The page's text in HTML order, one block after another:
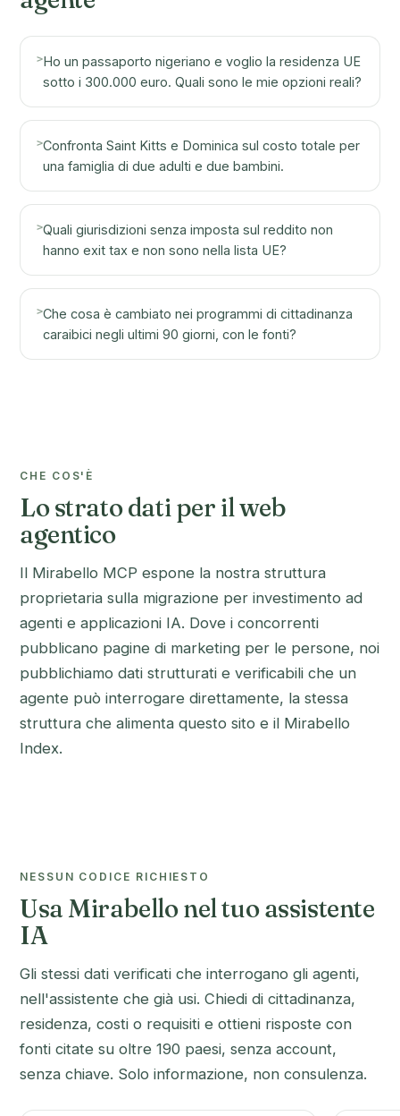
>Ho un passaporto nigeriano e voglio la residenza UE
sotto i 300.000 euro. Quali sono le mie opzioni reali?
>Confronta Saint Kitts e Dominica sul costo totale per
una famiglia di due adulti e due bambini.
>Quali giurisdizioni senza imposta sul reddito non
hanno exit tax e non sono nella lista UE?
>Che cosa è cambiato nei programmi di cittadinanza
caraibici negli ultimi 90 giorni, con le fonti?
CHE COS'È
Lo strato dati per il web
agentico
Il Mirabello MCP espone la nostra struttura
proprietaria sulla migrazione per investimento ad
agenti e applicazioni IA. Dove i concorrenti
pubblicano pagine di marketing per le persone, noi
pubblichiamo dati strutturati e verificabili che un
agente può interrogare direttamente, la stessa
struttura che alimenta questo sito e il Mirabello
Index.
NESSUN CODICE RICHIESTO
Usa Mirabello nel tuo assistente
IA
Gli stessi dati verificati che interrogano gli agenti,
nell'assistente che già usi. Chiedi di cittadinanza,
residenza, costi o requisiti e ottieni risposte con
fonti citate su oltre 190 paesi, senza account,
senza chiave. Solo informazione, non consulenza.